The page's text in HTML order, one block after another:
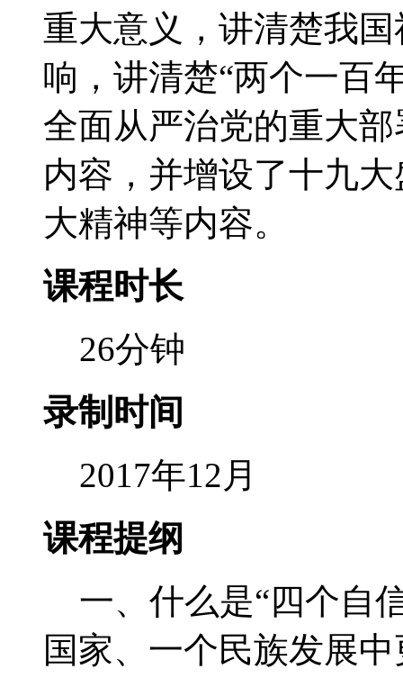
重大意义，讲清楚我
响，讲清楚“两个一百
全面从严治党的重大
内容，并增设了十九
大精神等内容。
课程时长
26分钟
录制时间
2017年12月
课程提纲
一、什么是“四个自
国家、一个民族发展